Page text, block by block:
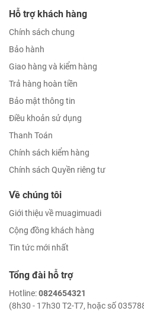
Hỗ trợ khách hàng
Chính sách chung
Bảo hành
Giao hàng và kiểm hàng
Trả hàng hoàn tiền
Bảo mật thông tin
Điều khoản sử dụng
Thanh Toán
Chính sách kiểm hàng
Chính sách Quyền riêng tư
Về chúng tôi
Giới thiệu về muagimuadi
Cộng đồng khách hàng
Tin tức mới nhất
Tổng đài hỗ trợ
Hotline:0824654321
(8h30 - 17h30 T2-T7, hoặc số